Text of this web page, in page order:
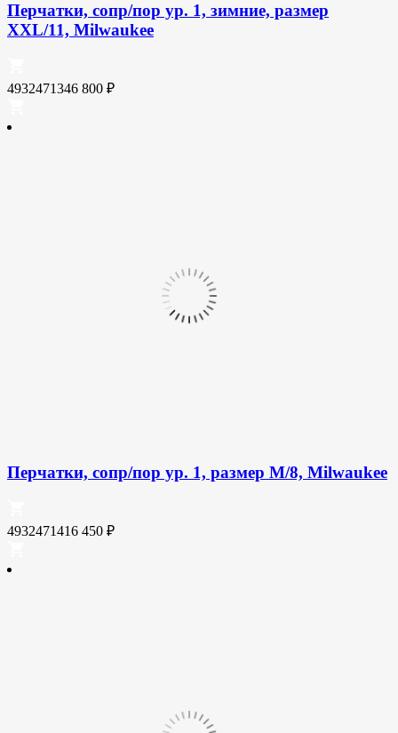
Перчатки, сопр/пор ур. 1, зимние, размер
XXL/11, Milwaukee
4932471346 800 ₽
Перчатки, сопр/пор ур. 1, размер M/8, Milwaukee
4932471416 450 ₽